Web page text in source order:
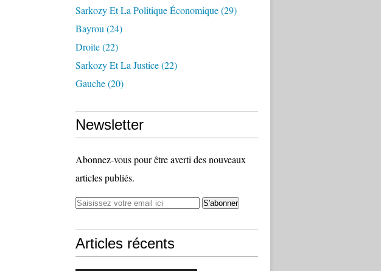
Sarkozy Et La Politique Économique(29)
Bayrou (24)
Droite(22)
Sarkozy Et La Justice(22)
Gauche(20)
Newsletter
Abonnez-vous pour être averti des nouveaux
articles publiés.
Articles récents